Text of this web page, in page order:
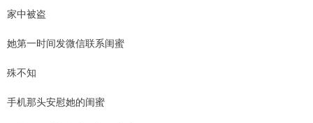
家中被盗
她第一时间发微信联系闺蜜
殊不知
手机那头安慰她的闺蜜